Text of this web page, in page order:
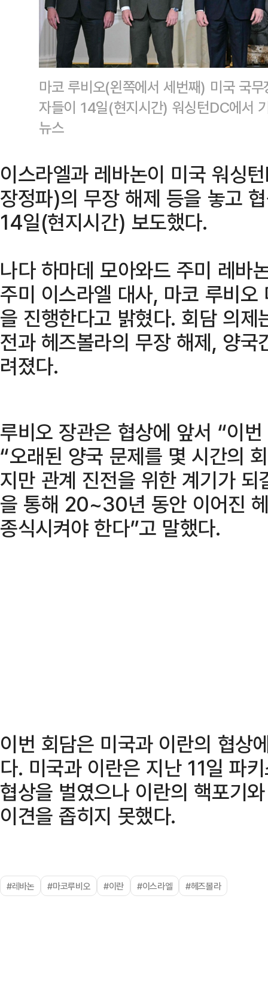
마코 루비오(왼쪽에서 세번째) 미국 국
자들이 14일(현지시간) 워싱턴DC에서
뉴스
이스라엘과 레바논이 미국 워싱
장정파)의 무장 해제 등을 놓고
14일(현지시간) 보도했다.
나다 하마데 모아와드 주미 레바
주미 이스라엘 대사, 마코 루비
을 진행한다고 밝혔다. 회담 의
전과 헤즈볼라의 무장 해제, 양
려졌다.
루비오 장관은 협상에 앞서 “이
“오래된 양국 문제를 몇 시간의
지만 관계 진전을 위한 계기가
을 통해 20~30년 동안 이어진
종식시켜야 한다”고 말했다.
이번 회담은 미국과 이란의 협상
다. 미국과 이란은 지난 11일 파
협상을 벌였으나 이란의 핵포기
이견을 좁히지 못했다.
#레바논 #마코루비오 #이란 #이스라엘 #헤즈볼라